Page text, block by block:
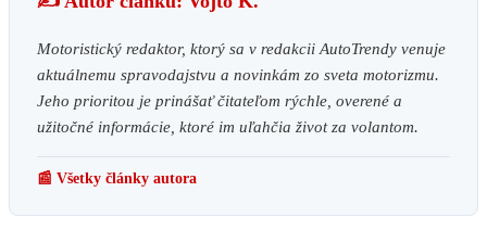
Motoristický redaktor, ktorý sa v redakcii AutoTrendy venuje
aktuálnemu spravodajstvu a novinkám zo sveta motorizmu.
Jeho prioritou je prinášať čitateľom rýchle, overené a
užitočné informácie, ktoré im uľahčia život za volantom.
📰 Všetky články autora